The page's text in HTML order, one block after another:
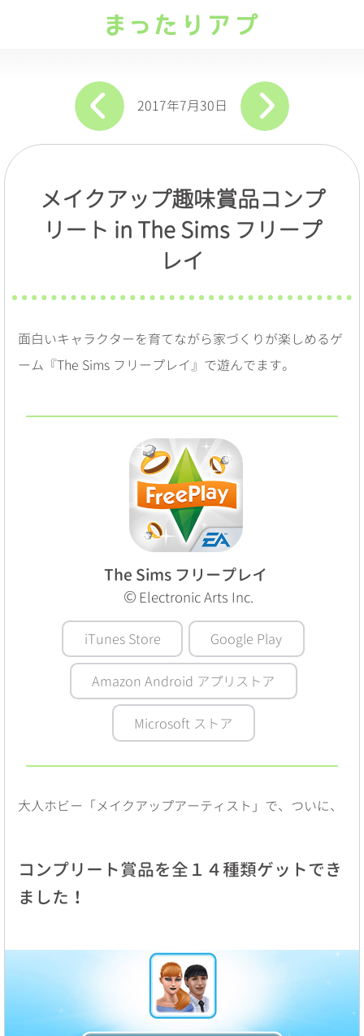
2017年7月30日
メイクアップ趣味賞品コンプ
リート in The Sims フリープ
レイ
面白いキャラクターを育てながら家づくりが楽しめるゲ
ーム『The Sims フリープレイ』で遊んでます。
The Sims フリープレイ
© Electronic Arts Inc.
iTunes Store Google Play
Amazon Android アプリストア
Microsoft ストア
大人ホビー「メイクアップアーティスト」で、ついに、
コンプリート賞品を全１４種類ゲットでき
ました！